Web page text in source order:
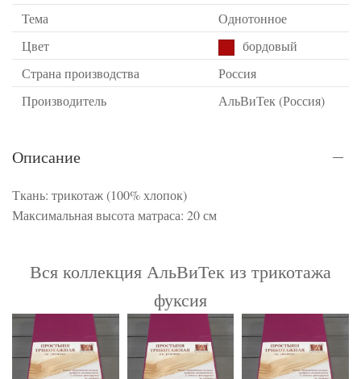
Тема
Однотонное
Цвет
бордовый
Страна производства
Россия
Производитель
АльВиТек (Россия)
Описание
Ткань: трикотаж (100% хлопок)
Максимальная высота матраса: 20 см
Вся коллекция АльВиТек из трикотажа
фуксия